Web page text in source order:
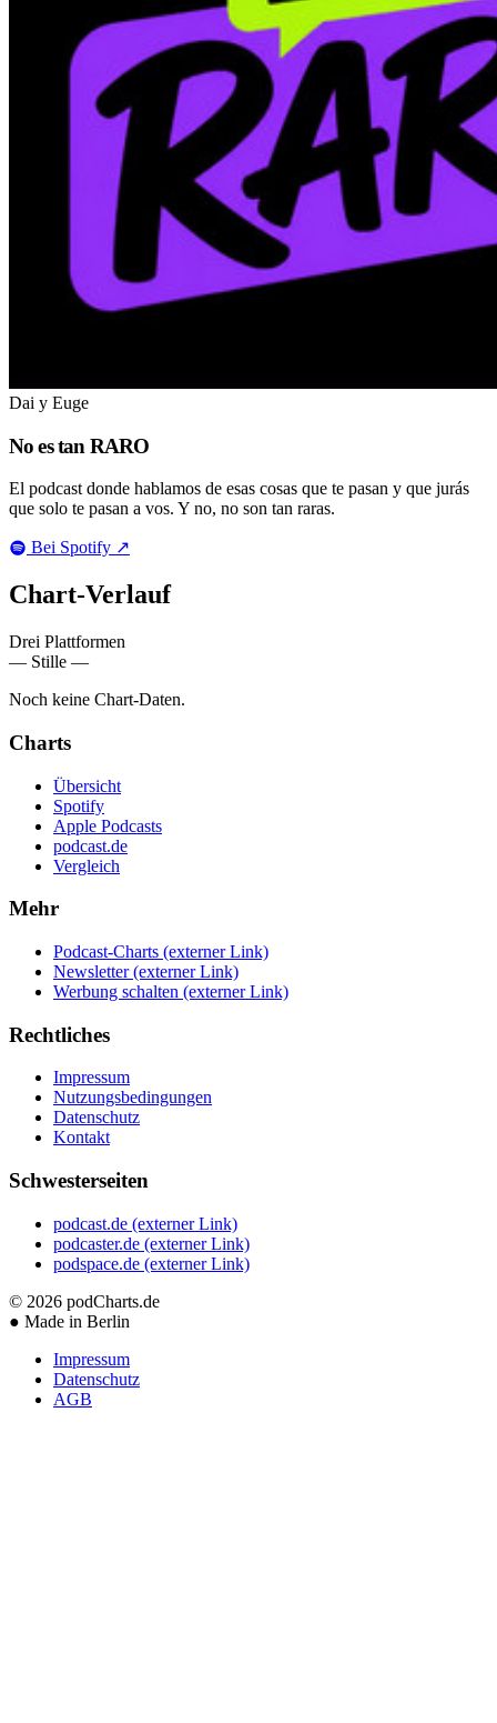
Dai y Euge
No es tan RARO
El podcast donde hablamos de esas cosas que te pasan y que jurás
que solo te pasan a vos. Y no, no son tan raras.
Bei Spotify ↗
Chart-Verlauf
Drei Plattformen
— Stille —
Noch keine Chart-Daten.
Charts
Übersicht
Spotify
Apple Podcasts
podcast.de
Vergleich
Mehr
Podcast-Charts (externer Link)
Newsletter (externer Link)
Werbung schalten (externer Link)
Rechtliches
Impressum
Nutzungsbedingungen
Datenschutz
Kontakt
Schwesterseiten
podcast.de (externer Link)
podcaster.de (externer Link)
podspace.de (externer Link)
© 2026 podCharts.de
● Made in Berlin
Impressum
Datenschutz
AGB